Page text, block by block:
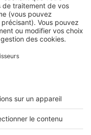
comme un bon
de ...